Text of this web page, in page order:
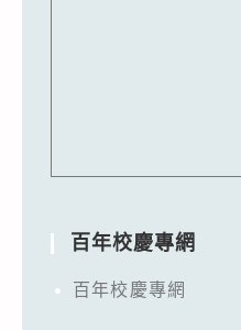
百年校慶專網
百年校慶專網